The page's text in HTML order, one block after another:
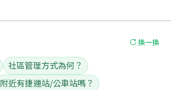
換一換
社區管理方式為何？
附近有捷運站/公車站嗎？